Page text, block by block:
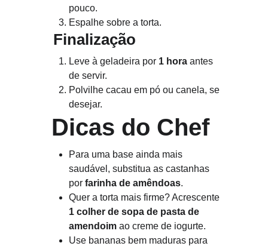
pouco.
Espalhe sobre a torta.
Finalização
Leve à geladeira por 1 hora antes
de servir.
Polvilhe cacau em pó ou canela, se
desejar.
Dicas do Chef
Para uma base ainda mais
saudável, substitua as castanhas
por farinha de amêndoas.
Quer a torta mais firme? Acrescente
1 colher de sopa de pasta de
amendoim ao creme de iogurte.
Use bananas bem maduras para